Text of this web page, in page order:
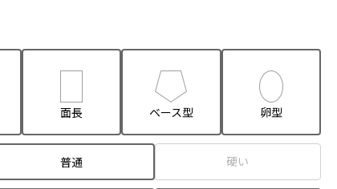
面長 ベース型 卵型
普通 硬い